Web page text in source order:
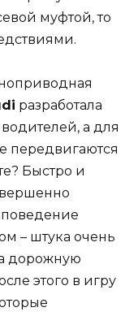
муфтой, то
разработала
а для
передвигаются
Быстро и
поведение
– штука очень
дорожную
этого в игру